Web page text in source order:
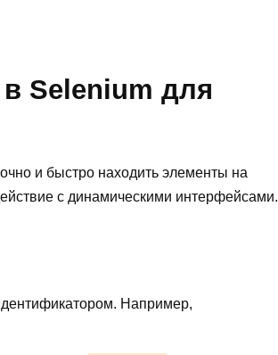
Selenium для
и быстро находить элементы на
с динамическими интерфейсами.
Например,